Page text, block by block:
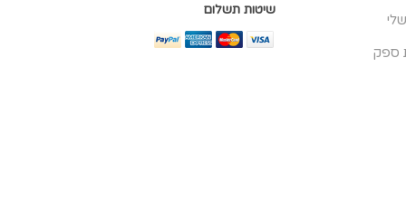
ספק
שיטות תשלום